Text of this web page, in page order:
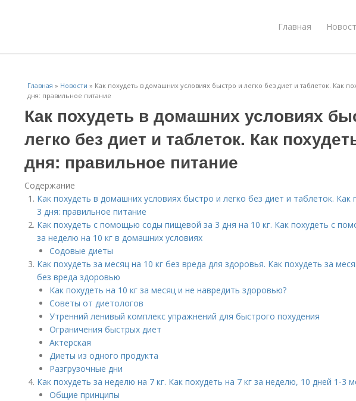
Главная
Главная » Новости » Как похудеть в домашних условиях быстро и легко без диет и таблеток. Как
дня: правильное питание
Как похудеть в домашних условиях
легко без диет и таблеток. Как
дня: правильное питание
Содержание
Как похудеть в домашних условиях быстро и легко без диет и таблеток. Как
3 дня: правильное питание
Как похудеть с помощью соды пищевой за 3 дня на 10 кг. Как похудеть с
за неделю на 10 кг в домашних условиях
Содовые диеты
Как похудеть за месяц на 10 кг без вреда для здоровья. Как похудеть за
без вреда здоровью
Как похудеть на 10 кг за месяц и не навредить здоровью?
Советы от диетологов
Утренний ленивый комплекс упражнений для быстрого похудения
Ограничения быстрых диет
Актерская
Диеты из одного продукта
Разгрузочные дни
Как похудеть за неделю на 7 кг. Как похудеть на 7 кг за неделю, 10 дней 1-3
Общие принципы